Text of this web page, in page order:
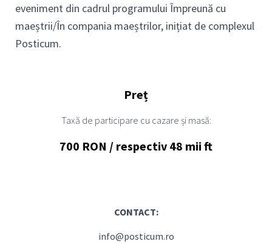
eveniment din cadrul programului Împreună cu
maeștrii/În compania maeștrilor, inițiat de complexul
Posticum.
Preț
Taxă de participare cu cazare și masă:
700 RON / respectiv 48 mii ft
CONTACT:
info@posticum.ro